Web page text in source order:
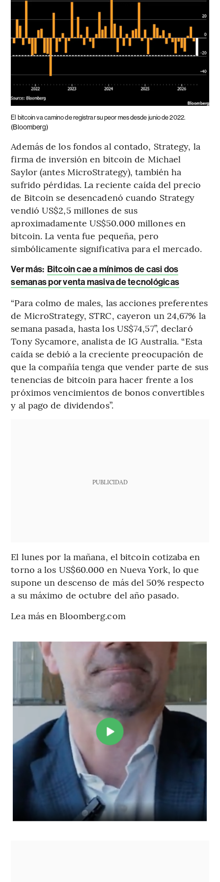
El bitcoin va camino de registrar su peor mes desde junio de 2022.
(Bloomberg)
Además de los fondos al contado, Strategy, la
firma de inversión en bitcoin de Michael
Saylor (antes MicroStrategy), también ha
sufrido pérdidas. La reciente caída del precio
de Bitcoin se desencadenó cuando Strategy
vendió US$2,5 millones de sus
aproximadamente US$50.000 millones en
bitcoin. La venta fue pequeña, pero
simbólicamente significativa para el mercado.
Ver más: Bitcoin cae a mínimos de casi dos
semanas por venta masiva de tecnológicas
“Para colmo de males, las acciones preferentes
de MicroStrategy, STRC, cayeron un 24,67% la
semana pasada, hasta los US$74,57”, declaró
Tony Sycamore, analista de IG Australia. “Esta
caída se debió a la creciente preocupación de
que la compañía tenga que vender parte de sus
tenencias de bitcoin para hacer frente a los
próximos vencimientos de bonos convertibles
y al pago de dividendos”.
PUBLICIDAD
El lunes por la mañana, el bitcoin cotizaba en
torno a los US$60.000 en Nueva York, lo que
supone un descenso de más del 50% respecto
a su máximo de octubre del año pasado.
Lea más en Bloomberg.com